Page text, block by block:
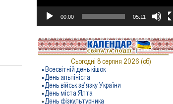
00:00 05:11